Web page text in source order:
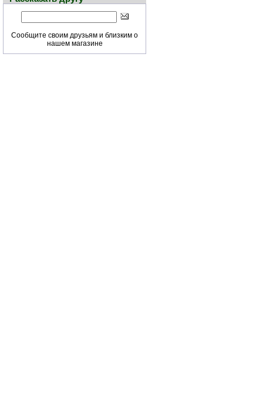
Сообщите своим друзьям и близким о
нашем магазине